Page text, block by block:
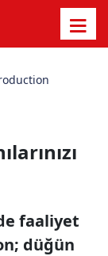
faaliyet
düğün